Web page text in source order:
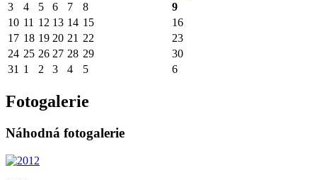
3
4 5 6 7 8
9
10 11 12 13 14 15
16
17 18 19 20 21 22
23
24 25 26 27 28 29
30
31 1 2 3 4 5 6
Fotogalerie
Náhodná fotogalerie